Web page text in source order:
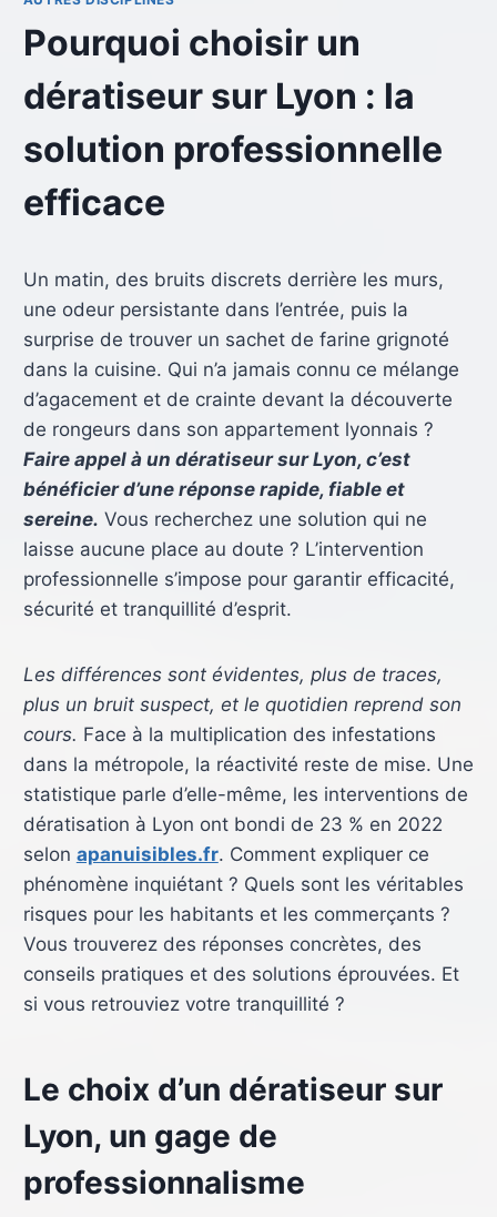
Pourquoi choisir un
dératiseur sur Lyon : la
solution professionnelle
efficace
Un matin, des bruits discrets derrière les murs,
une odeur persistante dans l’entrée, puis la
surprise de trouver un sachet de farine grignoté
dans la cuisine. Qui n’a jamais connu ce mélange
d’agacement et de crainte devant la découverte
de rongeurs dans son appartement lyonnais ?
Faire appel à un dératiseur sur Lyon, c’est
bénéficier d’une réponse rapide, fiable et
sereine. Vous recherchez une solution qui ne
laisse aucune place au doute ? L’intervention
professionnelle s’impose pour garantir efficacité,
sécurité et tranquillité d’esprit.
Les différences sont évidentes, plus de traces,
plus un bruit suspect, et le quotidien reprend son
cours. Face à la multiplication des infestations
dans la métropole, la réactivité reste de mise. Une
statistique parle d’elle-même, les interventions de
dératisation à Lyon ont bondi de 23 % en 2022
selon apanuisibles.fr. Comment expliquer ce
phénomène inquiétant ? Quels sont les véritables
risques pour les habitants et les commerçants ?
Vous trouverez des réponses concrètes, des
conseils pratiques et des solutions éprouvées. Et
si vous retrouviez votre tranquillité ?
Le choix d’un dératiseur sur
Lyon, un gage de
professionnalisme